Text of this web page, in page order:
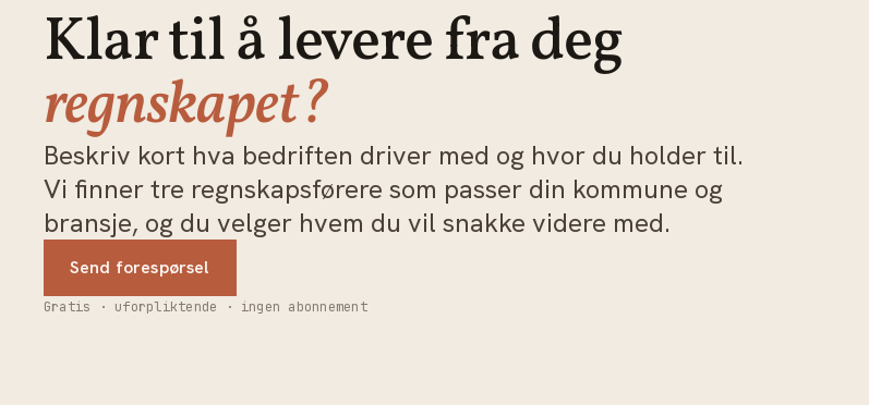
Klar til å levere fra deg
regnskapet?
Beskriv kort hva bedriften driver med og hvor du holder til.
Vi finner tre regnskapsførere som passer din kommune og
bransje, og du velger hvem du vil snakke videre med.
Send forespørsel
Gratis · uforpliktende · ingen abonnement